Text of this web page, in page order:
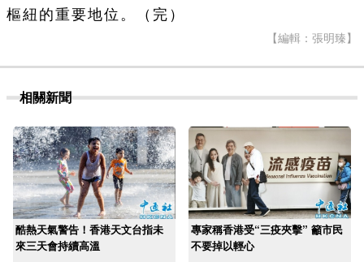
樞紐的重要地位。（完）
【編輯：張明臻】
相關新聞
酷熱天氣警告！香港天文台指未
來三天會持續高溫
專家稱香港受“三疫夾擊” 籲市民
不要掉以輕心